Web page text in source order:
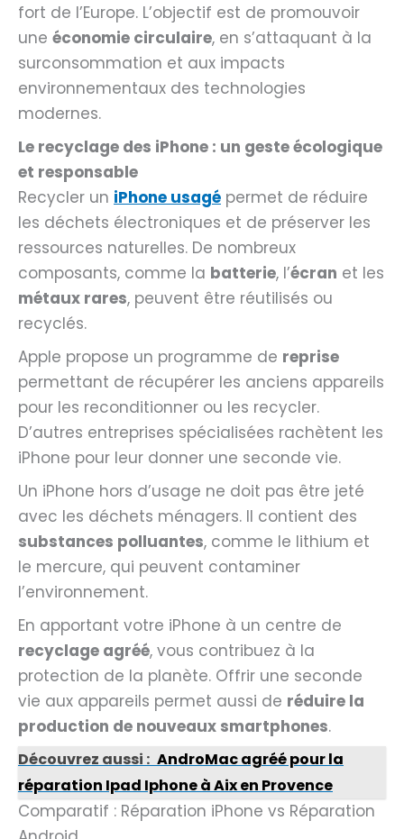
fort de l’Europe. L’objectif est de promouvoir
une économie circulaire, en s’attaquant à la
surconsommation et aux impacts
environnementaux des technologies
modernes.
Le recyclage des iPhone : un geste écologique
et responsable
Recycler un iPhone usagé permet de réduire
les déchets électroniques et de préserver les
ressources naturelles. De nombreux
composants, comme la batterie, l’écran et les
métaux rares, peuvent être réutilisés ou
recyclés.
Apple propose un programme de reprise
permettant de récupérer les anciens appareils
pour les reconditionner ou les recycler.
D’autres entreprises spécialisées rachètent les
iPhone pour leur donner une seconde vie.
Un iPhone hors d’usage ne doit pas être jeté
avec les déchets ménagers. Il contient des
substances polluantes, comme le lithium et
le mercure, qui peuvent contaminer
l’environnement.
En apportant votre iPhone à un centre de
recyclage agréé, vous contribuez à la
protection de la planète. Offrir une seconde
vie aux appareils permet aussi de réduire la
production de nouveaux smartphones.
Découvrez aussi : AndroMac agréé pour la
réparation Ipad Iphone à Aix en Provence
Comparatif : Réparation iPhone vs Réparation